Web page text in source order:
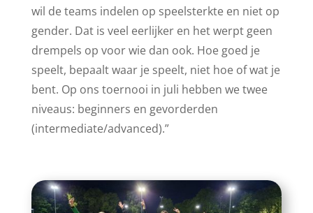
wil de teams indelen op speelsterkte en niet op
gender. Dat is veel eerlijker en het werpt geen
drempels op voor wie dan ook. Hoe goed je
speelt, bepaalt waar je speelt, niet hoe of wat je
bent. Op ons toernooi in juli hebben we twee
niveaus: beginners en gevorderden
(intermediate/advanced).”